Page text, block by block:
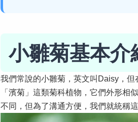
小雛菊基本
我們常說的小雛菊，英文叫Daisy，
「濱菊」這類菊科植物，它們外形相
不同，但為了溝通方便，我們就統稱